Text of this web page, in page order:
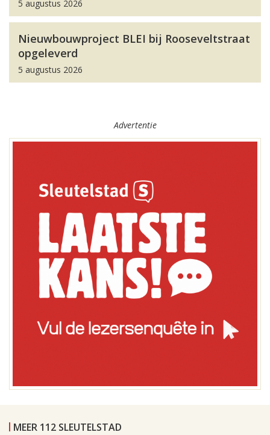
5 augustus 2026
Nieuwbouwproject BLEI bij Rooseveltstraat
opgeleverd
5 augustus 2026
Advertentie
MEER 112 SLEUTELSTAD